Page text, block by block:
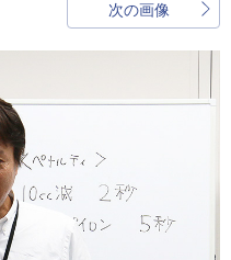
次の画像